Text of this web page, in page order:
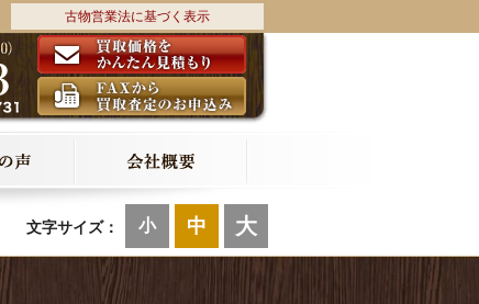
古物営業法に基づく表示
文字サイズ： 小 中 大